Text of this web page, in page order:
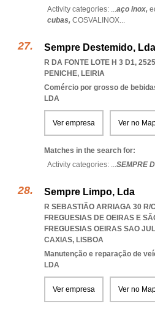
Activity categories: ...aço inox,
cubas, COSVALINOX...
Sempre Destemido, Lda
R DA FONTE LOTE H 3 D1,
PENICHE, LEIRIA
Comércio por grosso de
LDA
Ver empresa Ver no
Matches in the search for:
Activity categories: ...SEMPRE
Sempre Limpo, Lda
R SEBASTIÃO ARRIAGA 30 R/
FREGUESIAS DE OEIRAS E
FREGUESIAS OEIRAS SAO
CAXIAS, LISBOA
Manutenção e reparação de
LDA
Ver empresa Ver no